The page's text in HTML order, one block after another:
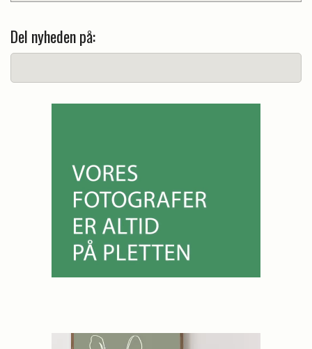
Del nyheden på: